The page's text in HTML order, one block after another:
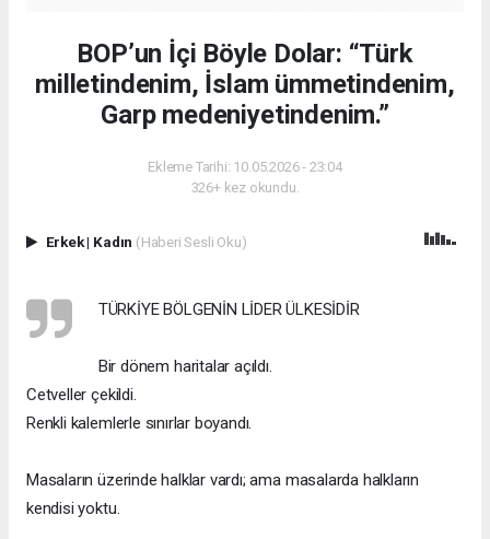
BOP’un İçi Böyle Dolar: “Türk
milletindenim, İslam ümmetindenim,
Garp medeniyetindenim.”
Ekleme Tarihi: 10.05.2026 - 23:04
326+ kez okundu.
Erkek| Kadın (Haberi Sesli Oku)
TÜRKİYE BÖLGENİN LİDER ÜLKESİDİR
Bir dönem haritalar açıldı.
Cetveller çekildi.
Renkli kalemlerle sınırlar boyandı.
Masaların üzerinde halklar vardı; ama masalarda halkların
kendisi yoktu.